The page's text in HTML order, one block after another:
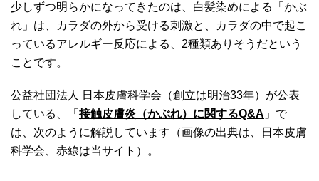
少しずつ明らかになってきたのは、白髪染めによる「かぶ
れ」は、カラダの外から受ける刺激と、カラダの中で起こ
っているアレルギー反応による、2種類ありそうだという
ことです。
公益社団法人 日本皮膚科学会（創立は明治33年）が公表
している、「 接触皮膚炎（かぶれ）に関するQ&A 」で
は、次のように解説しています（画像の出典は、日本皮膚
科学会、赤線は当サイト）。